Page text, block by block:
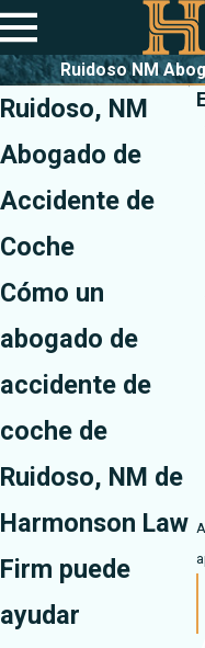
Ruidoso NM
Ruidoso, NM
Abogado de
Accidente de
Coche
Cómo un
abogado de
accidente de
coche de
Ruidoso, NM de
Harmonson Law
Firm puede
ayudar